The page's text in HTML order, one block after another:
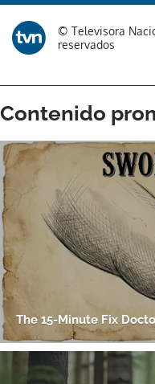
© Televisora
reservados